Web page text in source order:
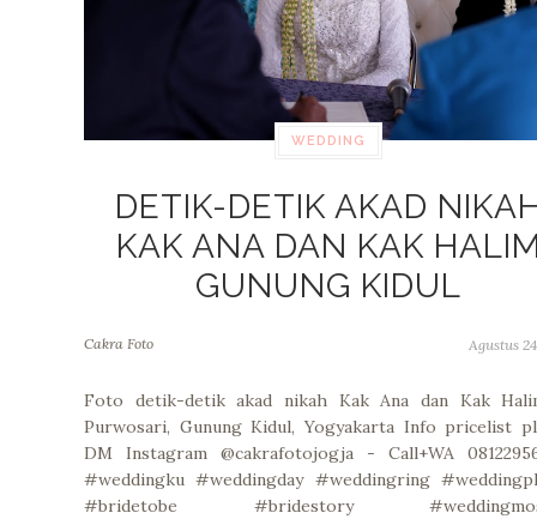
WEDDING
DETIK-DETIK AKAD
KAK ANA DAN KAK
GUNUNG KIDUL
Cakra Foto Agustus
Foto detik-detik akad nikah Kak Ana dan Kak
Purwosari, Gunung Kidul, Yogyakarta Info pricelist
DM Instagram @cakrafotojogja - Call+WA
#weddingku #weddingday #weddingring
#bridetobe #bridestory